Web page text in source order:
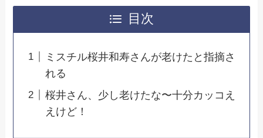
目次
ミスチル桜井和寿さんが老けたと指摘さ
れる
桜井さん、少し老けたな〜十分カッコえ
えけど！